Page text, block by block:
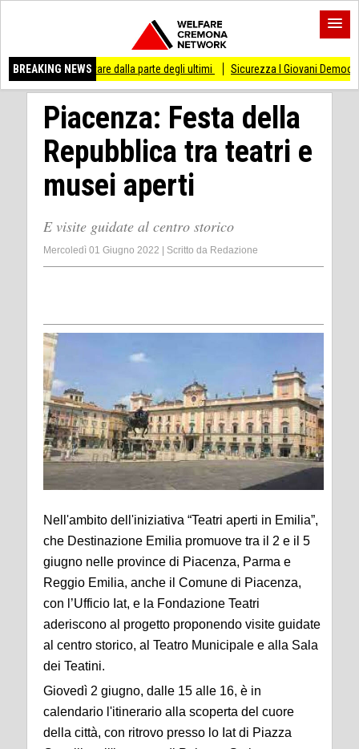
BREAKING NEWS
di stare dalla parte degli ultimi Sicurezza I Giovani Democratici
Piacenza: Festa della
Repubblica tra teatri e
musei aperti
E visite guidate al centro storico
Mercoledì 01 Giugno 2022 Scritto da Redazione
Nell'ambito dell'iniziativa “Teatri aperti in Emilia”,
che Destinazione Emilia promuove tra il 2 e il 5
giugno nelle province di Piacenza, Parma e
Reggio Emilia, anche il Comune di Piacenza,
con l’Ufficio Iat, e la Fondazione Teatri
aderiscono al progetto proponendo visite guidate
al centro storico, al Teatro Municipale e alla Sala
dei Teatini.
Giovedì 2 giugno, dalle 15 alle 16, è in
calendario l'itinerario alla scoperta del cuore
della città, con ritrovo presso lo Iat di Piazza